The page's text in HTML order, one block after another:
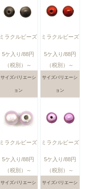
ミラクルビーズ
5ケ入り/88円
（税別）～
サイズバリエーシ
ョン
ミラクルビーズ
5ケ入り/88円
（税別）～
サイズバリエーシ
ョン
ミラクルビーズ
5ケ入り/88円
（税別）～
サイズバリエーシ
ミラクルビーズ
5ケ入り/88円
（税別）～
サイズバリエーシ